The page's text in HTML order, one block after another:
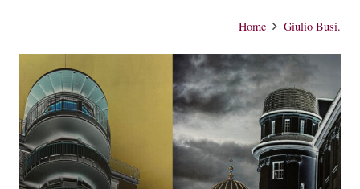
Home Giulio Busi.